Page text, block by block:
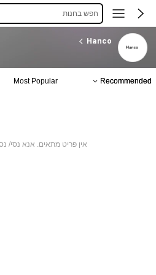
חפש בחנות
Hanco
Recommended
Most Popular
אין פריט מתאים. אנא נסי/